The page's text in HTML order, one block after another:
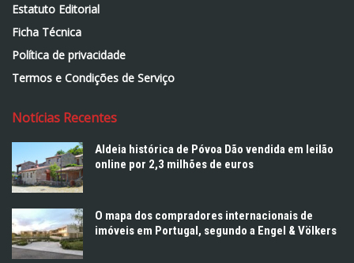
Estatuto Editorial
Ficha Técnica
Política de privacidade
Termos e Condições de Serviço
Notícias Recentes
Aldeia histórica de Póvoa Dão vendida em leilão
online por 2,3 milhões de euros
O mapa dos compradores internacionais de
imóveis em Portugal, segundo a Engel & Völkers